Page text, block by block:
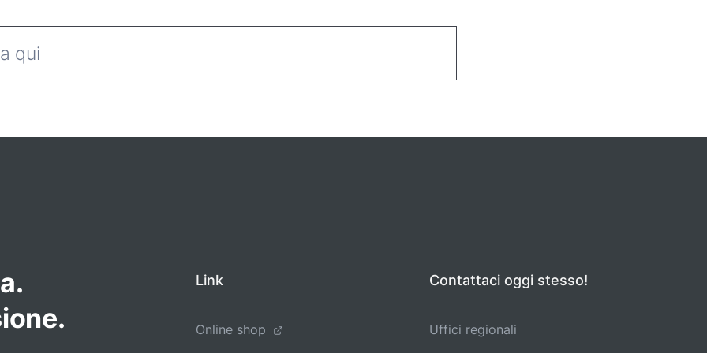
Link
Online shop
Contattaci oggi stesso!
Uffici regionali